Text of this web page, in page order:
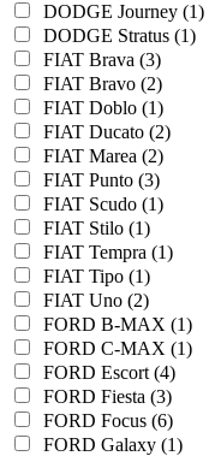
DODGE Journey (1)
DODGE Stratus (1)
FIAT Brava (3)
FIAT Bravo (2)
FIAT Doblo (1)
FIAT Ducato (2)
FIAT Marea (2)
FIAT Punto (3)
FIAT Scudo (1)
FIAT Stilo (1)
FIAT Tempra (1)
FIAT Tipo (1)
FIAT Uno (2)
FORD B-MAX (1)
FORD C-MAX (1)
FORD Escort (4)
FORD Fiesta (3)
FORD Focus (6)
FORD Galaxy (1)